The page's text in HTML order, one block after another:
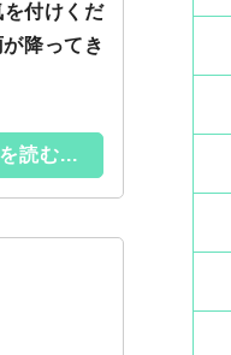
付けくだ
降ってき
読む...